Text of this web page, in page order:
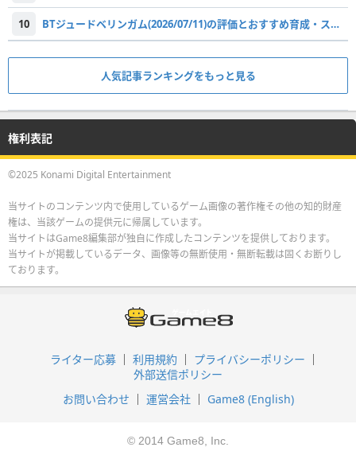
10 BTジュードベリンガム(2026/07/11)の評価とおすすめ育成・スキル追加
人気記事ランキングをもっと見る
権利表記
©2025 Konami Digital Entertainment
当サイトのコンテンツ内で使用しているゲーム画像の著作権その他の知的財産
権は、当該ゲームの提供元に帰属しています。
当サイトはGame8編集部が独自に作成したコンテンツを提供しております。
当サイトが掲載しているデータ、画像等の無断使用・無断転載は固くお断りし
ております。
ライター応募 利用規約
プライバシーポリシー
外部送信ポリシー
お問い合わせ
運営会社 Game8 (English)
© 2014 Game8, Inc.